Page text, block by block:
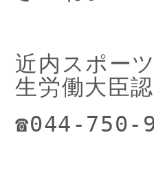
近内スポー
生労働大臣
☎044-750-